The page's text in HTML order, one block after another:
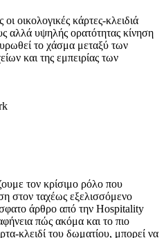
οικολογικές κάρτες-κλειδιά
αλλά υψηλής ορατότητας κίνηση
το χάσμα μεταξύ των
και της εμπειρίας των
τον κρίσιμο ρόλο που
στον ταχέως εξελισσόμενο
άρθρο από την Hospitality
πώς ακόμα και το πιο
κλειδί του δωματίου, μπορεί να